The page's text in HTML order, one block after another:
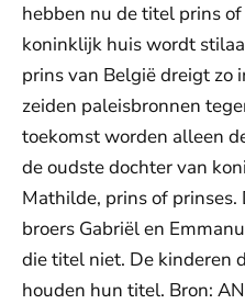
hebben nu de titel prins
koninklijk huis wordt
prins van België dreigt zo
zeiden paleisbronnen
toekomst worden alleen
de oudste dochter van
Mathilde, prins of
broers Gabriël en
die titel niet. De kinderen
houden hun titel. Bron: